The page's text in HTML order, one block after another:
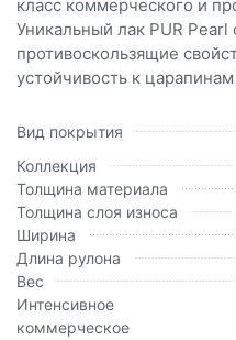
класс коммерческого и
Уникальный лак PUR Pearl
противоскользящие
устойчивость к
Вид покрытия
Коллекция
Толщина материала
Толщина слоя износа
Ширина
Длина рулона
Вес
Интенсивное
коммерческое